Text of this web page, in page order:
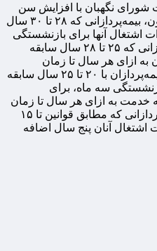
شورای نگهبان با افزایش سن
بازنشستگی، اظهار کرد: طبق قانون، بیمه‌پردازانی که ۲۸ تا ۳۰ سال
اشتغال آنها برای بازنشستگی
اضافه نمی‌شود، اما برای بیمه‌پردازانی که ۲۵ تا ۲۸ سال سابقه
به ازای هر سال تا زمان
بازنشستگی دو ماه اضافه، برای بیمه‌پردازان با ۲۰ تا ۲۵ سال سابقه
سه ماه، برای
۱۵ تا ۲۰ سال سابقه خدمت به ازای هر سال تا زمان
بازنشستگی چهارماه و برای بیمه‌پردازانی که مطابق قوانین تا ۱۵
اشتغال آنان پنج سال اضافه